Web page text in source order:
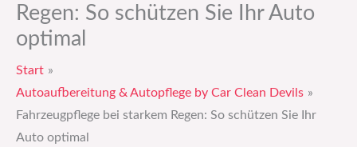
Regen: So schützen Sie Ihr Auto
optimal
Start
Autoaufbereitung & Autopflege by Car Clean Devils
Fahrzeugpflege bei starkem Regen: So schützen Sie Ihr
Auto optimal